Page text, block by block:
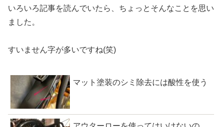
いろいろ記事を読んでいたら、ちょっとそんなことを思い
ました。
すいません字が多いですね(笑)
マット塗装のシミ除去には酸性を使う